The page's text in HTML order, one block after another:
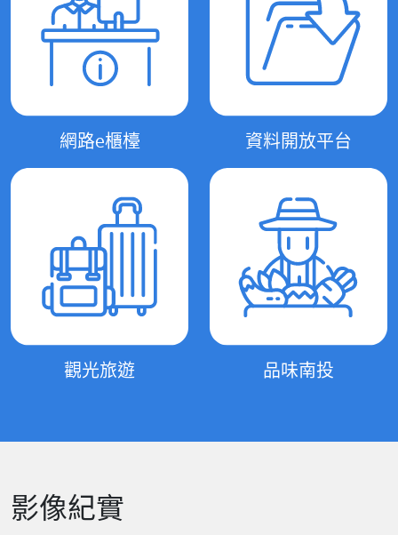
網路e櫃檯 資料開放平台
觀光旅遊 品味南投
影像紀實